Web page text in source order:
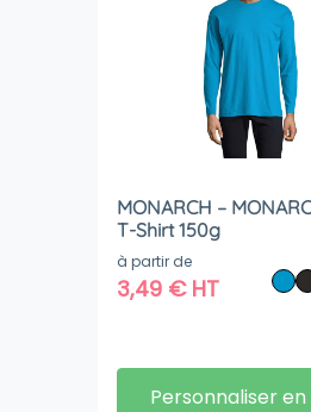
MONARCH –
T-Shirt 150g
à partir de
3,49 €HT
Personnaliser en